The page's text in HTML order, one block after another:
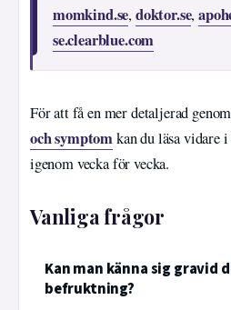
momkind.se, doktor.se,
se.clearblue.com
För att få en mer detaljerad
och symptomkan du läsa vidare
igenom vecka för vecka.
Vanliga frågor
Kan man känna sig gravid
befruktning?